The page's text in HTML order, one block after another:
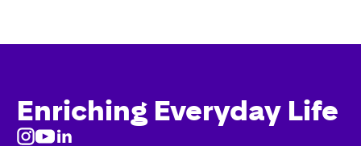
Enriching Everyday Life